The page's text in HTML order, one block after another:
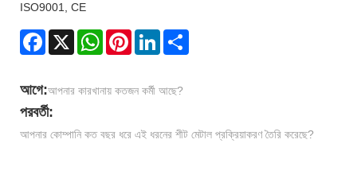
ISO9001, CE
Facebook
X WhatsAppPinterestLinkedIn
আগে:আপনার কারখানায় কতজন কর্মী আছে?
পরবর্তী:
আপনার কোম্পানি কত বছর ধরে এই ধরনের শীট মেটাল প্রক্রিয়াকরণ তৈরি করেছে?